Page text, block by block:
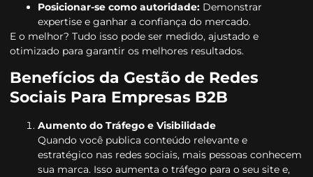
Posicionar-se como autoridade: Demonstrar
expertise e ganhar a confiança do mercado.
E o melhor? Tudo isso pode ser medido, ajustado e
otimizado para garantir os melhores resultados.
Benefícios da Gestão de Redes
Sociais Para Empresas B2B
Aumento do Tráfego e Visibilidade
Quando você publica conteúdo relevante e
estratégico nas redes sociais, mais pessoas conhecem
sua marca. Isso aumenta o tráfego para o seu site e,